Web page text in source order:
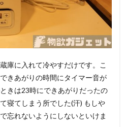
庫に入れて冷やすだけです。こ
きあがりの時間にタイマー音が
きは23時にできあがりだったの
寝てしまう所でした(汗) もしや
忘れないようにしないといけま